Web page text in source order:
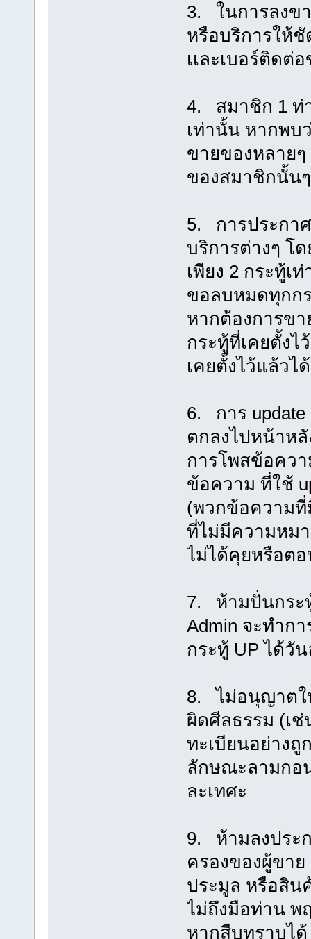
3. ในการลงข
หรือบริการให้
เเละเบอร์ติดต่
4. สมาชิก 1 ท่
เท่านั้น หากพบ
ขายของหลาย
ของสมาชิกนั้น
5. การประกา
บริการต่างๆ โ
เพียง 2 กระทู้เ
ขอลบหมดทุกก
หากต้องการข
กระทู้ที่เคยตั้ง
เคยตั้งไว้แล้วไ
6. การ update
ตกลงไปหน้าห
การโพสข้อคว
ข้อความ ที่ใช้
(พวกข้อความที่
ที่ไม่มีความหมา
ไม่ได้คุยหรือต
7. ห้ามปั่นกระ
Admin จะทำก
กระทู้ UP ได้วั
8. ไม่อนุญาตใ
ผิดศีลธรรม (เ
ทะเบียนอย่าง
ลักษณะลามกอ
ละเทศะ
9. ห้ามลงประ
ครองของผู้ขา
ประมูล หรือสิน
ไม่ถึงมือท่าน พ
หากสืบทราบไ